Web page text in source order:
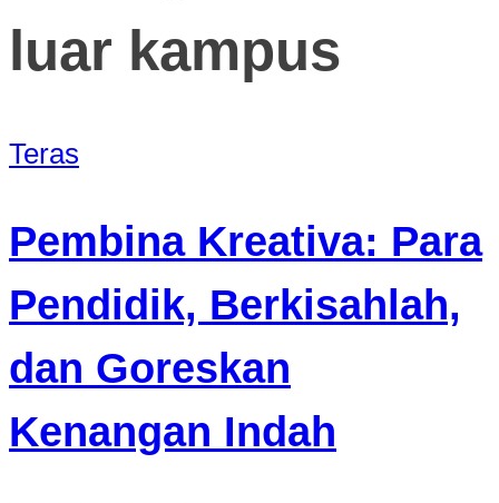
luar kampus
Teras
Pembina Kreativa: Para
Pendidik, Berkisahlah,
dan Goreskan
Kenangan Indah